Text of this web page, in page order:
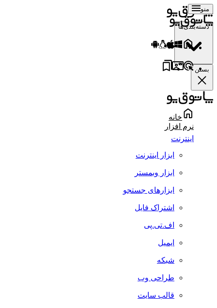
منو
دسته‌بندی‌ها
بستن
خانه
نرم افزار
اینترنت
ابزار اینترنت
ابزار وبمستر
ابزارهای جستجو
اشتراک فایل
اف.تی.پی
ایمیل
شبکه
طراحی وب
قالب سایت